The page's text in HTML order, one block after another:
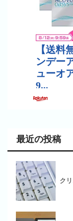
最近の投稿
ク